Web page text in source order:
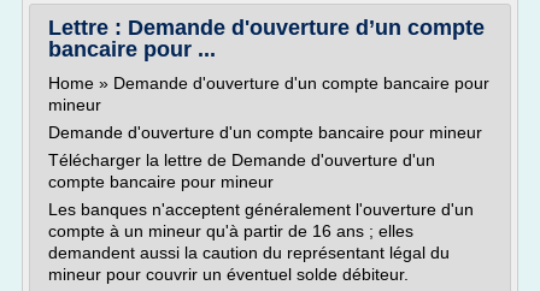
Lettre : Demande d'ouverture d’un compte
bancaire pour ...
Home » Demande d'ouverture d'un compte bancaire pour
mineur
Demande d'ouverture d'un compte bancaire pour mineur
Télécharger la lettre de Demande d'ouverture d'un
compte bancaire pour mineur
Les banques n'acceptent généralement l'ouverture d'un
compte à un mineur qu'à partir de 16 ans ; elles
demandent aussi la caution du représentant légal du
mineur pour couvrir un éventuel solde débiteur.